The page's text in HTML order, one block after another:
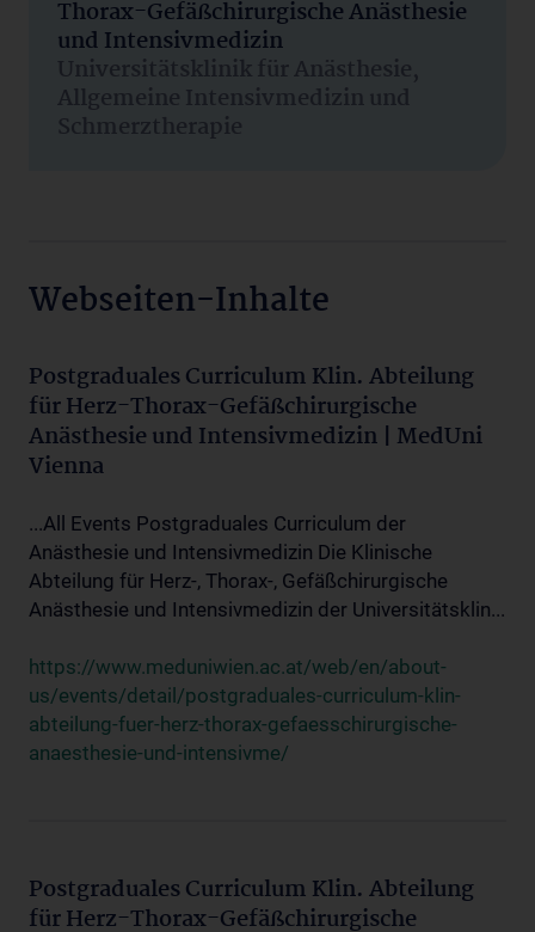
Thorax-Gefäßchirurgische Anästhesie
und Intensivmedizin
Universitätsklinik für Anästhesie,
Allgemeine Intensivmedizin und
Schmerztherapie
Webseiten-Inhalte
Postgraduales Curriculum Klin. Abteilung
für Herz-Thorax-Gefäßchirurgische
Anästhesie und Intensivmedizin | MedUni
Vienna
...All Events Postgraduales Curriculum der
Anästhesie und Intensivmedizin Die Klinische
Abteilung für Herz-, Thorax-, Gefäßchirurgische
Anästhesie und Intensivmedizin der Universitätsklin...
https://www.meduniwien.ac.at/web/en/about-
us/events/detail/postgraduales-curriculum-klin-
abteilung-fuer-herz-thorax-gefaesschirurgische-
anaesthesie-und-intensivme/
Postgraduales Curriculum Klin. Abteilung
für Herz-Thorax-Gefäßchirurgische